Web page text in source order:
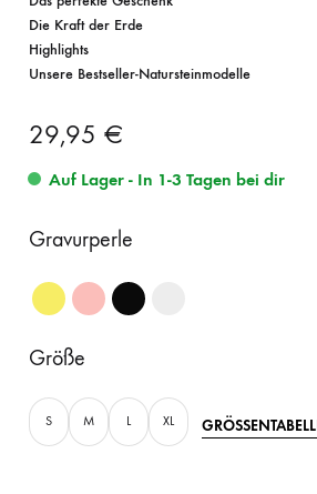
Die Kraft der Erde
Highlights
Unsere Bestseller-Natursteinmodelle
29,95 €
Auf Lager - In 1-3 Tagen bei dir
Gravurperle
Größe
S M L XL GRÖSSENTABELLE